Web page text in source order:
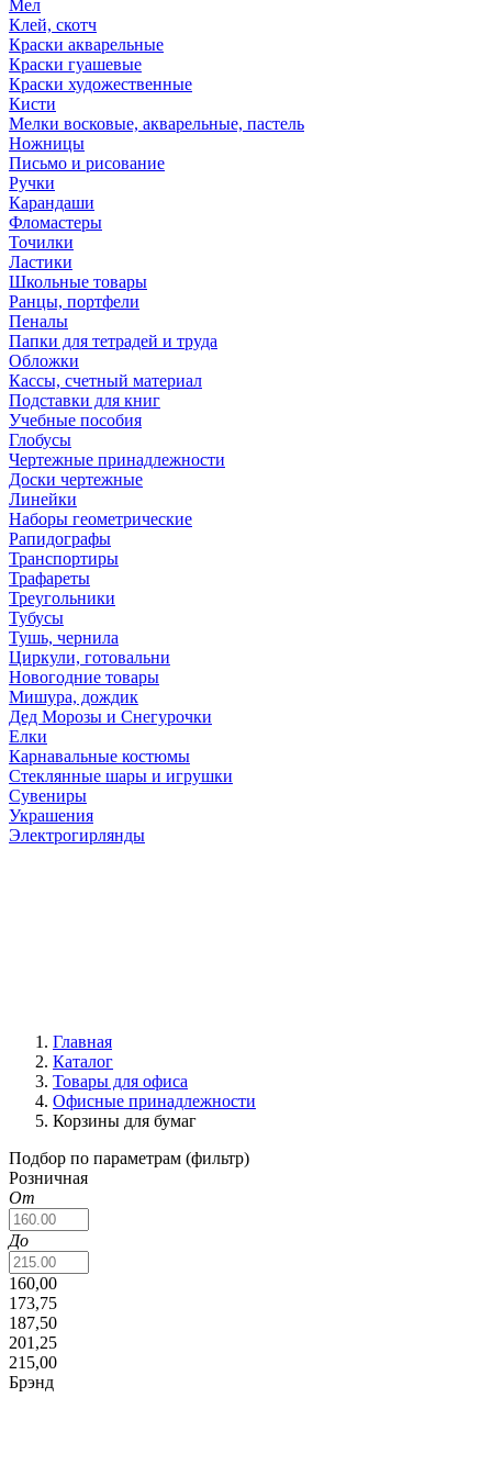
Мел
Клей, скотч
Краски акварельные
Краски гуашевые
Краски художественные
Кисти
Мелки восковые, акварельные, пастель
Ножницы
Письмо и рисование
Ручки
Карандаши
Фломастеры
Точилки
Ластики
Школьные товары
Ранцы, портфели
Пеналы
Папки для тетрадей и труда
Обложки
Кассы, счетный материал
Подставки для книг
Учебные пособия
Глобусы
Чертежные принадлежности
Доски чертежные
Линейки
Наборы геометрические
Рапидографы
Транспортиры
Трафареты
Треугольники
Тубусы
Тушь, чернила
Циркули, готовальни
Новогодние товары
Мишура, дождик
Дед Морозы и Снегурочки
Елки
Карнавальные костюмы
Стеклянные шары и игрушки
Сувениры
Украшения
Электрогирлянды
Главная
Каталог
Товары для офиса
Офисные принадлежности
Корзины для бумаг
Подбор по параметрам (фильтр)
Розничная
От
До
160,00
173,75
187,50
201,25
215,00
Брэнд